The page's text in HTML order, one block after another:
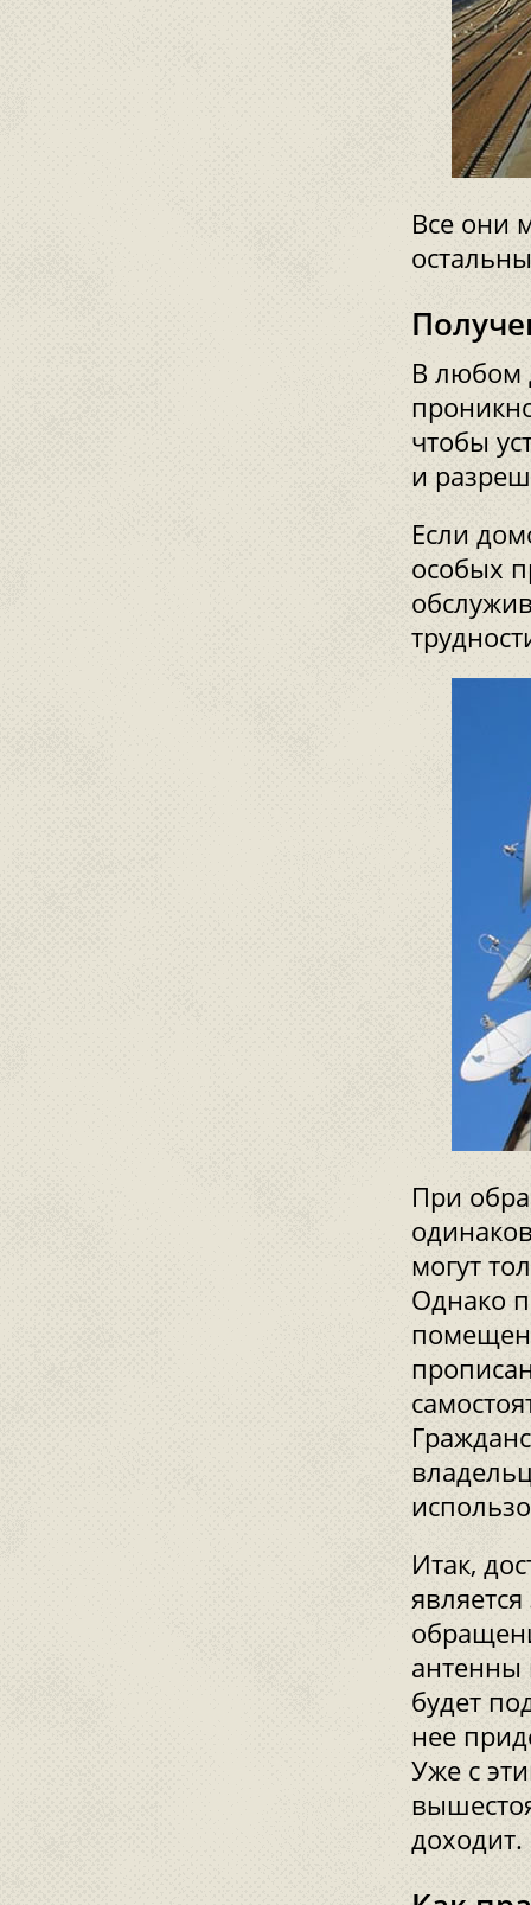
Все они
В любом
чтобы
и
Если
особых
При
могут
Однако
Итак,
антенны
будет
нее
Уже с
доходит.